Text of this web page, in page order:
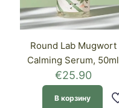
Round Lab Mugwort
Calming Serum, 50ml
€25.90
В корзину